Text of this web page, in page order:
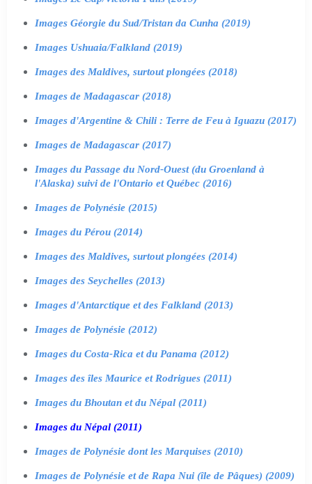
Images Géorgie du Sud/Tristan da Cunha (2019)
Images Ushuaia/Falkland (2019)
Images des Maldives, surtout plongées (2018)
Images de Madagascar (2018)
Images d'Argentine & Chili : Terre de Feu à Iguazu (2017)
Images de Madagascar (2017)
Images du Passage du Nord-Ouest (du Groenland à
l'Alaska) suivi de l'Ontario et Québec (2016)
Images de Polynésie (2015)
Images du Pérou (2014)
Images des Maldives, surtout plongées (2014)
Images des Seychelles (2013)
Images d'Antarctique et des Falkland (2013)
Images de Polynésie (2012)
Images du Costa-Rica et du Panama (2012)
Images des îles Maurice et Rodrigues (2011)
Images du Bhoutan et du Népal (2011)
Images du Népal (2011)
Images de Polynésie dont les Marquises (2010)
Images de Polynésie et de Rapa Nui (île de Pâques) (2009)